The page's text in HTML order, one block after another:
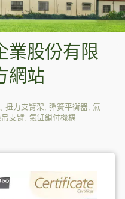
業股份有限
網站
扭力支臂架, 彈簧平衡器, 氣
支臂, 氣缸鎖付機構